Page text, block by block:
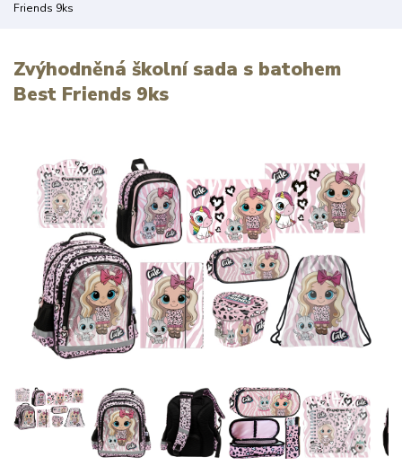
Friends 9ks
Zvýhodněná školní sada s batohem
Best Friends 9ks